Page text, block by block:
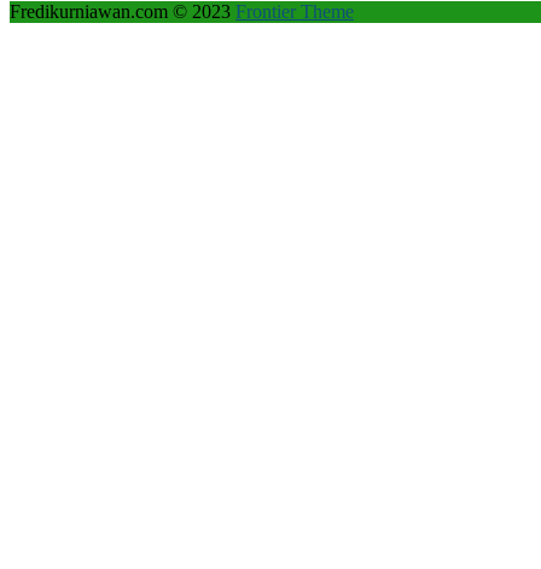
Fredikurniawan.com © 2023 Frontier Theme